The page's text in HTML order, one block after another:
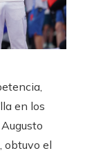
en los
obtuvo el